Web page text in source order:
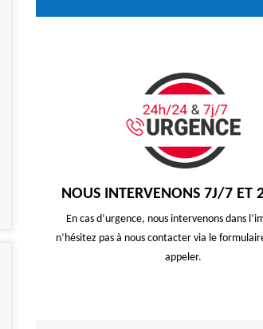
NOUS INTERVENONS 7J/7 ET
En cas d’urgence, nous intervenons dans
n’hésitez pas à nous contacter via le
appeler.